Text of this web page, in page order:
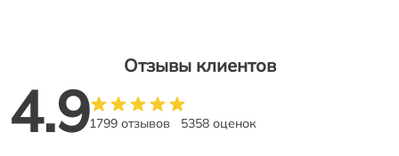
Отзывы клиентов
4.91799 отзывов 5358 оценок